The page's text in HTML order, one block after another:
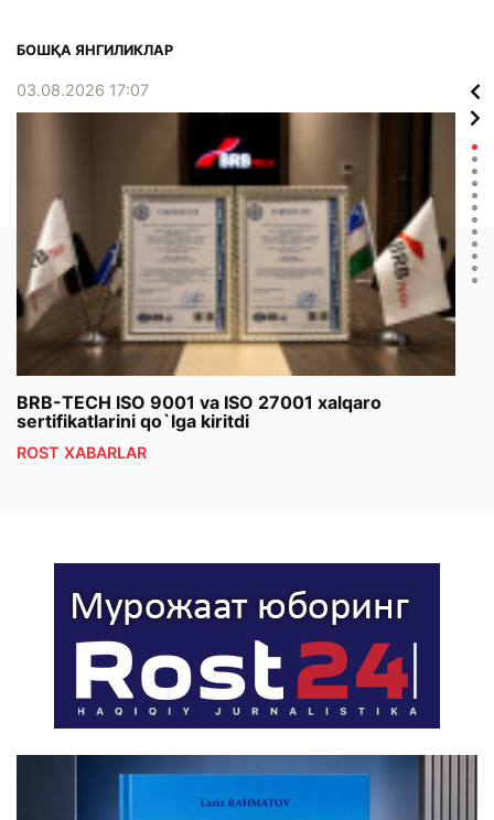
БОШҚА ЯНГИЛИКЛАР
03.08.2026 17:07
BRB-TECH ISO 9001 va ISO 27001 xalqaro
sertifikatlarini qo`lga kiritdi
ROST XABARLAR